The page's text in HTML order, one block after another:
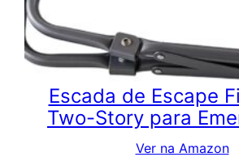
Escada de Escape
Two-Story para
Ver na Amazon